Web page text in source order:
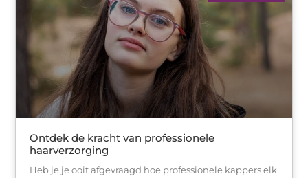
Ontdek de kracht van professionele
haarverzorging
Heb je je ooit afgevraagd hoe professionele kappers elk